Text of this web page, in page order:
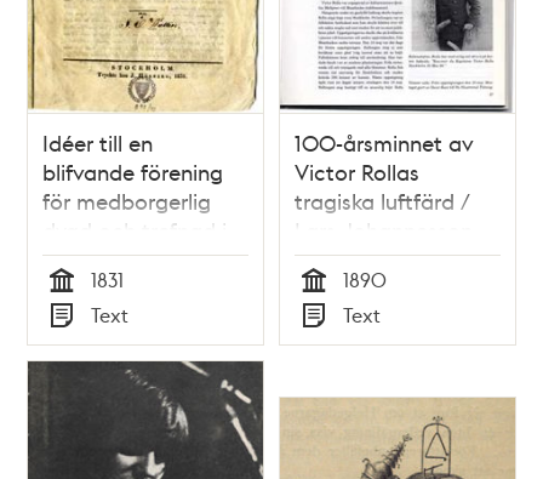
Idéer till en
blifvande förening
för medborgerlig
dygd och trefnad i
hufvudstaden :
framställda till de
förståndigas
behjertande
Tid
1831
Typ
Text
100-årsminnet av
Victor Rollas
tragiska luftfärd /
Lars Johannesson
Tid
1890
Typ
Text